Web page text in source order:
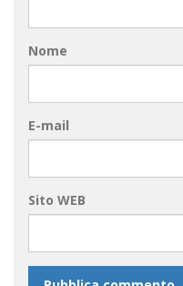
Nome
E-mail
Sito WEB